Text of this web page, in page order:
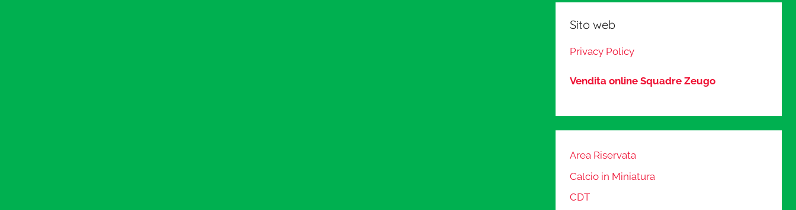
Sito web
Privacy Policy
Vendita online Squadre Zeugo
Area Riservata
Calcio in Miniatura
CDT